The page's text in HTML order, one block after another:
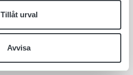
Tillåt urval
Avvisa